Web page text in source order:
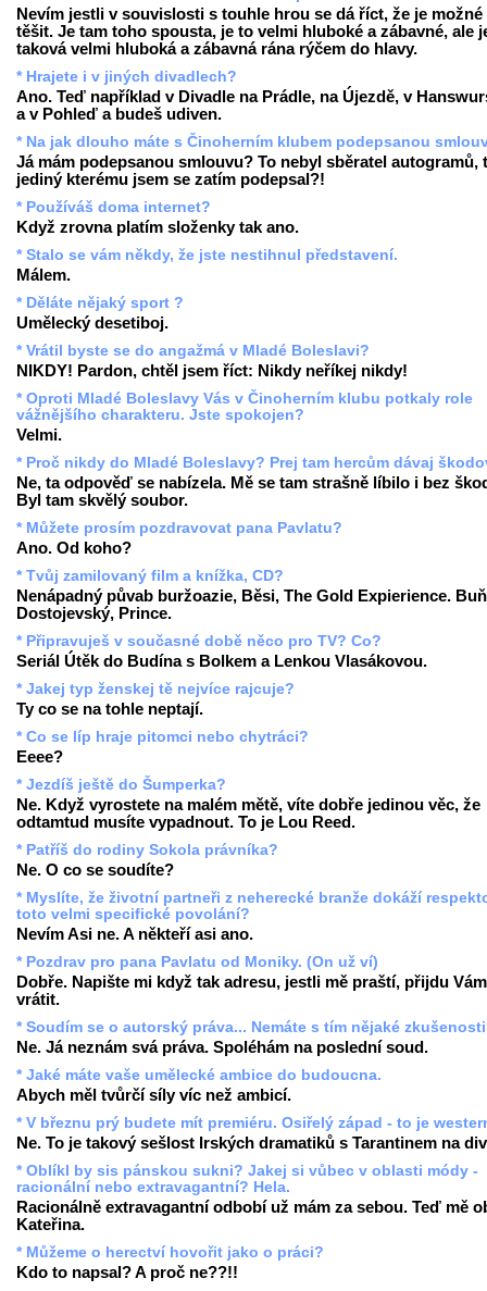
Nevím jestli v souvislosti s touhle hrou se dá říct, že je možné
těšit. Je tam toho spousta, je to velmi hluboké a zábavné, ale
taková velmi hluboká a zábavná rána rýčem do hlavy.
* Hrajete i v jiných divadlech?
Ano. Teď například v Divadle na Prádle, na Újezdě, v
a v Pohleď a budeš udiven.
* Na jak dlouho máte s Činoherním klubem podepsanou
Já mám podepsanou smlouvu? To nebyl sběratel autogramů,
jediný kterému jsem se zatím podepsal?!
* Používáš doma internet?
Když zrovna platím složenky tak ano.
* Stalo se vám někdy, že jste nestihnul představení.
Málem.
* Děláte nějaký sport ?
Umělecký desetiboj.
* Vrátil byste se do angažmá v Mladé Boleslavi?
NIKDY! Pardon, chtěl jsem říct: Nikdy neříkej nikdy!
* Oproti Mladé Boleslavy Vás v Činoherním klubu potkaly role
vážnějšího charakteru. Jste spokojen?
Velmi.
* Proč nikdy do Mladé Boleslavy? Prej tam hercům dávaj
Ne, ta odpověď se nabízela. Mě se tam strašně líbilo i bez
Byl tam skvělý soubor.
* Můžete prosím pozdravovat pana Pavlatu?
Ano. Od koho?
* Tvůj zamilovaný film a knížka, CD?
Nenápadný půvab buržoazie, Běsi, The Gold Expierience.
Dostojevský, Prince.
* Připravuješ v současné době něco pro TV? Co?
Seriál Útěk do Budína s Bolkem a Lenkou Vlasákovou.
* Jakej typ ženskej tě nejvíce rajcuje?
Ty co se na tohle neptají.
* Co se líp hraje pitomci nebo chytráci?
Eeee?
* Jezdíš ještě do Šumperka?
Ne. Když vyrostete na malém mětě, víte dobře jedinou věc, že
odtamtud musíte vypadnout. To je Lou Reed.
* Patříš do rodiny Sokola právníka?
Ne. O co se soudíte?
* Myslíte, že životní partneři z neherecké branže dokáží
toto velmi specifické povolání?
Nevím Asi ne. A někteří asi ano.
* Pozdrav pro pana Pavlatu od Moniky. (On už ví)
Dobře. Napište mi když tak adresu, jestli mě praští, přijdu
vrátit.
* Soudím se o autorský práva... Nemáte s tím nějaké
Ne. Já neznám svá práva. Spoléhám na poslední soud.
* Jaké máte vaše umělecké ambice do budoucna.
Abych měl tvůrčí síly víc než ambicí.
* V březnu prý budete mít premiéru. Osiřelý západ - to je
Ne. To je takový sešlost Irských dramatiků s Tarantinem na
* Oblíkl by sis pánskou sukni? Jakej si vůbec v oblasti módy -
racionální nebo extravagantní? Hela.
Racionálně extravagantní odbobí už mám za sebou. Teď mě
Kateřina.
* Můžeme o herectví hovořit jako o práci?
Kdo to napsal? A proč ne??!!